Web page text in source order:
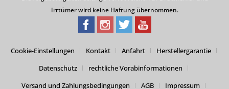
Irrtümer wird keine Haftung übernommen.
Cookie-Einstellungen Kontakt Anfahrt
Herstellergarantie
Datenschutz
rechtliche Vorabinformationen
Versand und Zahlungsbedingungen
AGB Impressum